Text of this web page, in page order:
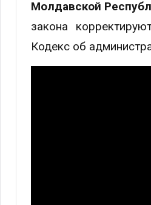
Молдавской
закона
Кодекс об